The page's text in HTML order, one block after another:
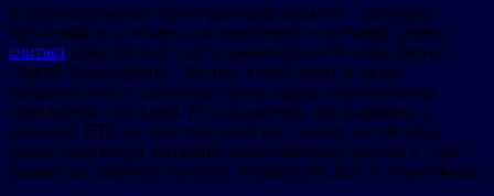
Ключевой драйвер такого развития событий – льготные
программы в сочетании со снижением ипотечных ставок,
считает председатель совета директоров «Ипотека.Центр»
Сергей Пономаренко. Эксперт также делится своей
информацией по динамике спроса после возобновления
социальных программ. По его данным, совпадающим с
данными ВТБ, налицо заметный рост заявок на ипотеку,
соответствующий динамике января-февраля текущего года.
Однако до пиковых, осенних показателей 2021 г. очень далеко.